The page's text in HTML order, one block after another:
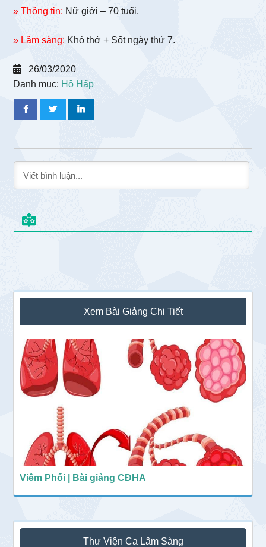
» Thông tin: Nữ giới – 70 tuổi.
» Lâm sàng: Khó thở + Sốt ngày thứ 7.
26/03/2020
Danh mục: Hô Hấp
Sidebar
chính
Xem Bài Giảng Chi Tiết
Viêm Phổi | Bài giảng CĐHA
Thư Viện Ca Lâm Sàng